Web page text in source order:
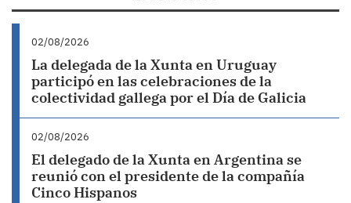
02/08/2026
La delegada de la Xunta en Uruguay
participó en las celebraciones de la
colectividad gallega por el Día de Galicia
02/08/2026
El delegado de la Xunta en Argentina se
reunió con el presidente de la compañía
Cinco Hispanos